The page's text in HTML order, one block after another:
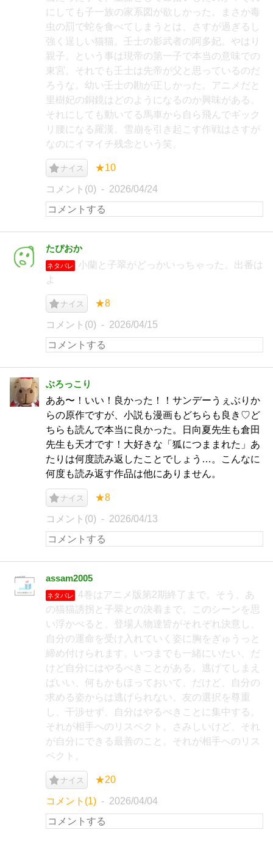
にしても子一族の家系図が欲しかった。まさか毒
虫の罰で蛇を食べてしまうとは、さすが過ぎるし
強く逞しい猫猫。壬士の影武者の阿多妃。やはり
親子。という事は現帝の第一子で本当の意味での
東宮。それでも壬士は先帝が父と思っているのだ
ろうな。幼い壬士の勘が正しかった。アニメだと
里樹妃の銅鏡はどのようになるのか興味がある。
それにしても動いてる馬車から自ら飛んでギック
リ腰になる羅漢。雪崩を引き起こす作戦はさすが
なのにイマイチ残念という笑。
ナイス ★10
コメント(0) 2026/04/24
たぴおか
ネタバレ
小蘭と子翠がどっかいっちゃった。出番は
よ
ナイス ★8
コメント(0) 2026/04/15
ぶろっこり
ああ〜！いい！良かった！！サンデーうぇぶりか
らの原作ですが、小説も漫画もどちらも良き♡ど
ちらも読んで本当に良かった。日向夏先生も倉田
先生も天才です！大好きな「狐につままれた」あ
たりは何度読み返したことでしょう…。こんなに
何度も読み返す作品は他にありません。
ナイス ★8
コメント(0) 2026/04/13
assam2005
ネタバレ
4巻はアニメ版第2期終了まで。そう、あ
の猫猫誘拐と子翠との決着まで。このシーンを思
い浮かべると、登場人物達皆がそれぞれ決意し、
自分の運命を受け入れていく姿に胸をぎゅうっと
締め付けられます。いつまでも一緒にいたい、だ
けど自分にはやるべきことがある。逃げてしまえ
ばいい、何もかもほっておいて、だけど、自分の
求める姿からは逃げられない。友の選択を尊重
し、干渉せず、自分はやるべきことに集中する。
それが相手へのリスペクト。さみしいけど、それ
が自分にできる最善のこと。それが相手へのリス
ペクト。
ナイス ★20
コメント(1) 2026/04/04